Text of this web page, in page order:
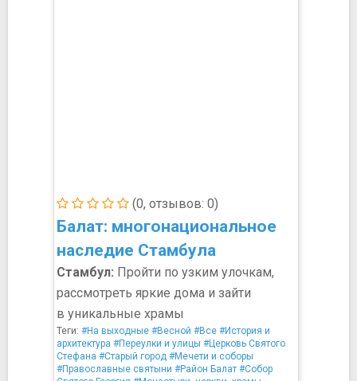
(0, отзывов: 0)
Балат: многонациональное
наследие Стамбула
Стамбул: Пройти по узким улочкам,
рассмотреть яркие дома и зайти
в уникальные храмы
Теги: #На выходные #Весной #Все #История и
архитектура #Переулки и улицы #Церковь Святого
Стефана #Старый город #Мечети и соборы
#Православные святыни #Район Балат #Собор